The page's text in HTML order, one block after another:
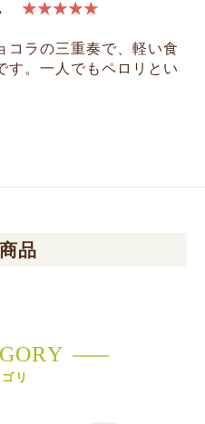
★★★★★
コラの三重奏で、軽い食
す。一人でもペロリとい
品
リ